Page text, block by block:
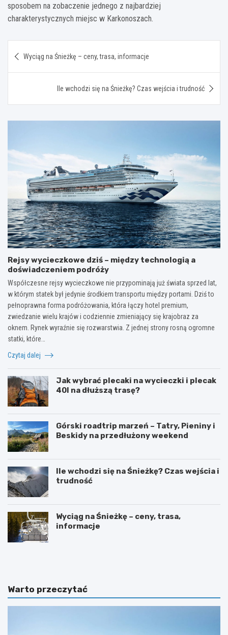
sposobem na zobaczenie jednego z najbardziej
charakterystycznych miejsc w Karkonoszach.
wpisu
Wyciąg na Śnieżkę – ceny, trasa, informacje
Ile wchodzi się na Śnieżkę? Czas wejścia i trudność
Rejsy wycieczkowe dziś – między technologią a
doświadczeniem podróży
Współczesne rejsy wycieczkowe nie przypominają już świata sprzed lat,
w którym statek był jedynie środkiem transportu między portami. Dziś to
pełnoprawna forma podróżowania, która łączy hotel premium,
zwiedzanie wielu krajów i codziennie zmieniający się krajobraz za
oknem. Rynek wyraźnie się rozwarstwia. Z jednej strony rosną ogromne
statki, które…
Czytaj dalej
Jak wybrać plecaki na wycieczki i plecak
40l na dłuższą trasę?
Górski roadtrip marzeń – Tatry, Pieniny i
Beskidy na przedłużony weekend
Ile wchodzi się na Śnieżkę? Czas wejścia i
trudność
Wyciąg na Śnieżkę – ceny, trasa,
informacje
W
O
w
c
O
b
o
t
Warto przeczytać